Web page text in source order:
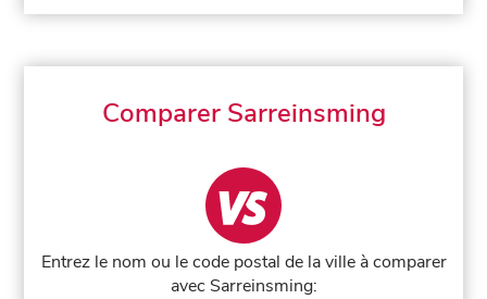
Comparer Sarreinsming
Entrez le nom ou le code postal de la ville à comparer
avec Sarreinsming: